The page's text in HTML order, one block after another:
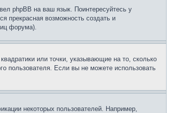
phpBB на ваш язык. Поинтересуйтесь у
прекрасная возможность создать и
форума).
или точки, указывающие на то, сколько
пользователя. Если вы не можете использовать
некоторых пользователей. Например,